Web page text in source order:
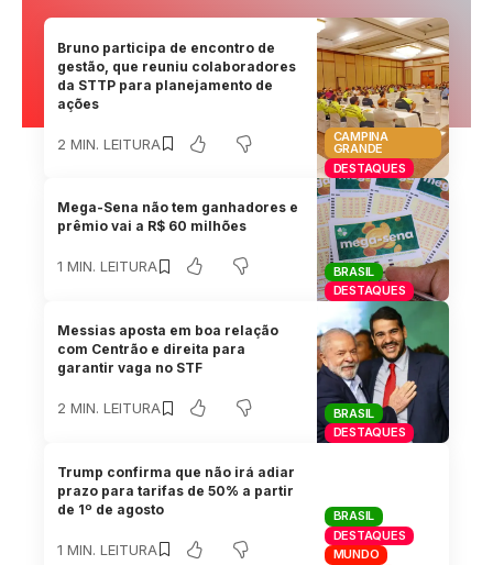
CAMPINA
GRANDE
DESTAQUES
Bruno participa de encontro de
gestão, que reuniu colaboradores
da STTP para planejamento de
ações
2 MIN. LEITURA
BRASIL
DESTAQUES
Mega-Sena não tem ganhadores e
prêmio vai a R$ 60 milhões
1 MIN. LEITURA
BRASIL
DESTAQUES
Messias aposta em boa relação
com Centrão e direita para
garantir vaga no STF
2 MIN. LEITURA
BRASIL
DESTAQUES
MUNDO
Trump confirma que não irá adiar
prazo para tarifas de 50% a partir
de 1º de agosto
1 MIN. LEITURA